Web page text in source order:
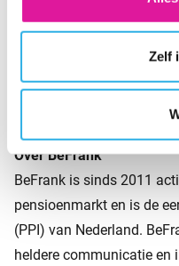
Zelf
In opdracht van BeFrank
onderzoek onder ruim
jaar en ouder.
Over BeFrank
BeFrank is sinds 2011
pensioenmarkt en is de
(PPI) van Nederland.
heldere communicatie en